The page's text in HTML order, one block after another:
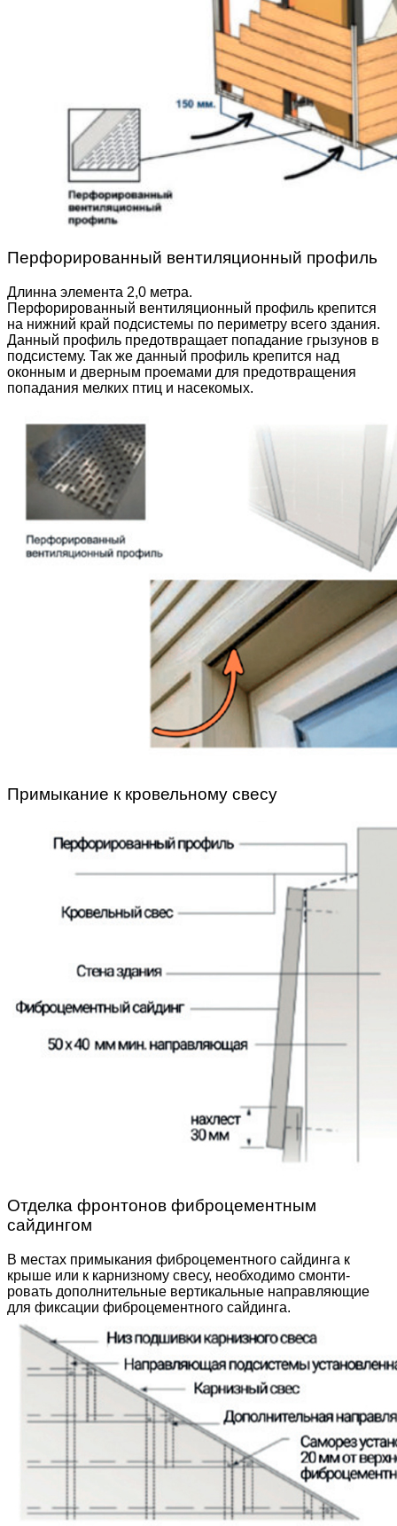
Перфорированный вентиляционный профиль
Длинна элемента 2,0 метра.
Перфорированный вентиляционный профиль крепится
на нижний край подсистемы по периметру всего здания.
Данный профиль предотвращает попадание грызунов в
подсистему. Так же данный профиль крепится над
оконным и дверным проемами для предотвращения
попадания мелких птиц и насекомых.
Примыкание к кровельному свесу
Отделка фронтонов фиброцементным
сайдингом
В местах примыкания фиброцементного сайдинга к
крыше или к карнизному свесу, необходимо смонти­
ровать дополнительные вертикальные направляю­щие
для фиксации фиброцементного сайдинга.